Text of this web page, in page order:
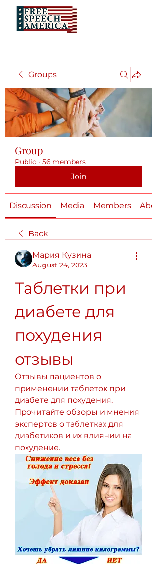
Groups
Group
Public · 56 members
Join
Discussion Media Members
Back
Мария Кузина
August 24, 2023
Таблетки при
диабете для
похудения
отзывы
Отзывы пациентов о
применении таблеток при
диабете для похудения.
Прочитайте обзоры и мнения
экспертов о таблетках для
диабетиков и их влиянии на
похудение.